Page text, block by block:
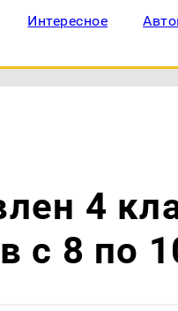
Интересное
4
с 8 по